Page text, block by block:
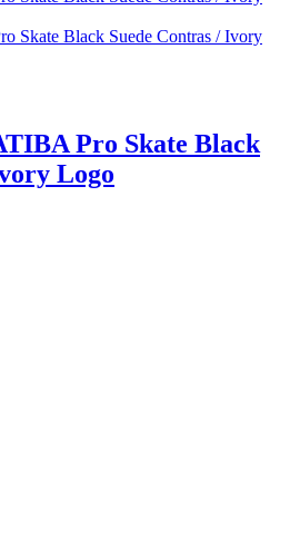
Pro Skate Black
Logo